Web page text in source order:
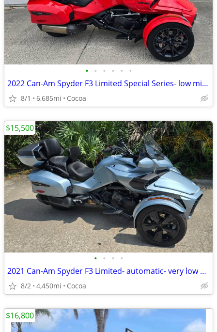
• • • • • •
2022 Can-Am Spyder F3 Limited Special Series- low miles
8/1 6,685mi Cocoa
• • • •
2021 Can-Am Spyder F3 Limited- automatic- very low miles
8/2 4,450mi Cocoa
$15,500
$16,800